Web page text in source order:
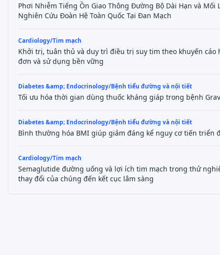
Phơi Nhiễm Tiếng Ồn Giao Thông Đường Bộ Dài Hạn và
Nghiên Cứu Đoàn Hệ Toàn Quốc Tại Đan Mạch
Cardiology/Tim mạch
Khởi trị, tuân thủ và duy trì điều trị suy tim theo khuyến
đơn và sử dụng bền vững
Diabetes &amp; Endocrinology/Bệnh tiểu đường và nội tiết
Tối ưu hóa thời gian dùng thuốc kháng giáp trong bệnh
Diabetes &amp; Endocrinology/Bệnh tiểu đường và nội tiết
Bình thường hóa BMI giúp giảm đáng kể nguy cơ tiến triển
Cardiology/Tim mạch
Semaglutide đường uống và lợi ích tim mạch trong thử
thay đổi của chúng đến kết cục lâm sàng